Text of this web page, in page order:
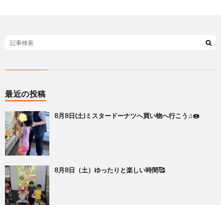
最近の投稿
8月8日(土)ミスタードーナツへ買い物へ行こう♫🍩
8月8日（土）ゆったりと楽しい時間🥰